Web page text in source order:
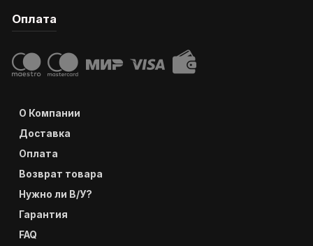
Оплата
О Компании
Доставка
Оплата
Возврат товара
Нужно ли В/У?
Гарантия
FAQ